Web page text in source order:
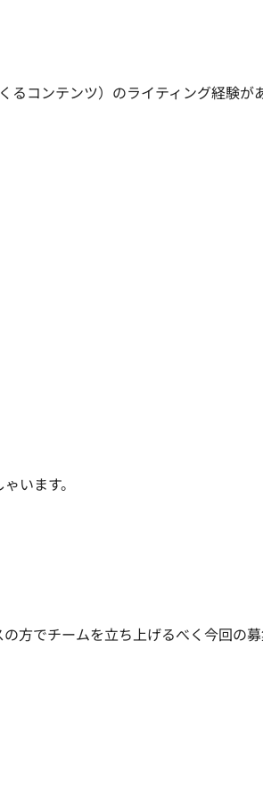
るコンテンツ）のライティング経験が
います。
方でチームを立ち上げるべく今回の